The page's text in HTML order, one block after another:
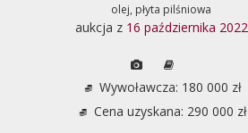
olej, płyta pilśniowa
aukcja z 16 października 2022
Wywoławcza: 180 000 zł
Cena uzyskana: 290 000 zł